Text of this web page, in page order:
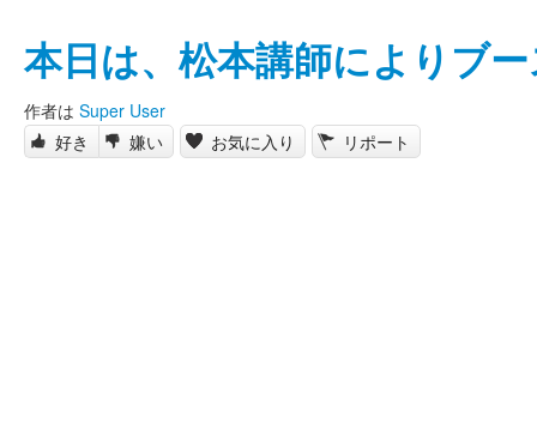
本日は、松本講師によりブ
作者は Super User
好き
嫌い お気に入り リポート